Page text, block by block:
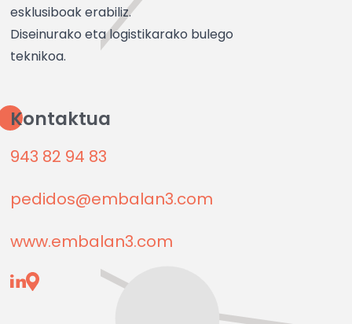
esklusiboak erabiliz.
Diseinurako eta logistikarako bulego
teknikoa.
Kontaktua
943 82 94 83
pedidos@embalan3.com
www.embalan3.com